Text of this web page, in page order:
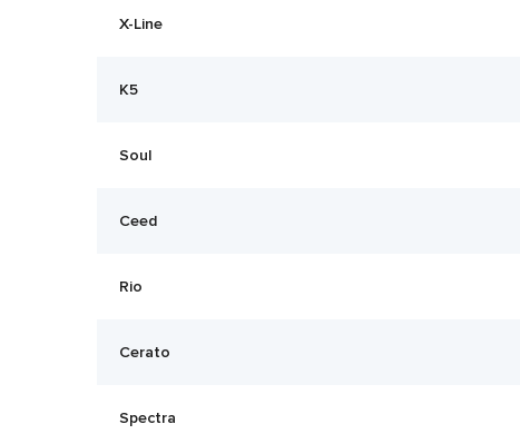
X-Line
K5
Soul
Ceed
Rio
Cerato
Spectra